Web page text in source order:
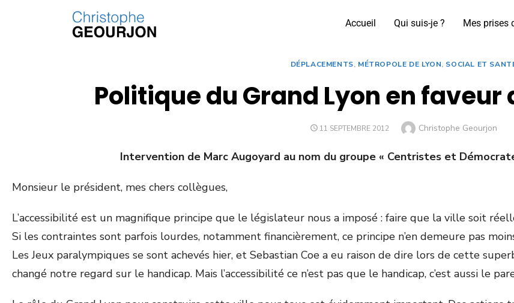
Accueil Qui suis-je ? Mes prises
DÉPLACEMENTS, MÉTROPOLE DE LYON, SOCIAL ET
Politique du Grand Lyon en faveur
11 SEPTEMBRE 2012 Christophe Geourjon
Intervention de Marc Augoyard au nom du groupe « Centristes et
Monsieur le président, mes chers collègues,
L’accessibilité est un magnifique principe que le législateur nous a imposé : faire que la ville soit
Si les contraintes sont parfois lourdes, notamment financièrement, ce principe n’en demeure pas
Les Jeux paralympiques se sont achevés hier, et Sebastian Coe a eu raison de dire lors de cette
changé notre regard sur le handicap. Mais l’accessibilité ce n’est pas que le handicap, c’est aussi le